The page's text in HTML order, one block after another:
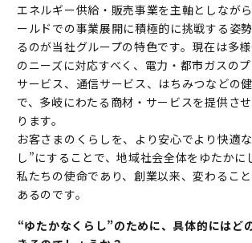
エネルギー供給・販売事業を主軸としなが
ールドでの事業展開に積極的に挑戦する姿
るのが当社グループの特色です。現在は多
のニーズに対応すべく、電力・都市ガスの
サービス、通信サービス、はちみつなどの
で、多岐にわたる商材・サービスを提供さ
ります。
お客さまのくらしを、より安心でより快適
し”にすることで、地域社会全体をゆたかに
私たちの使命であり、創業以来、変わるこ
あるのです。
――“ゆたかなくらし”のために、具体的にはど